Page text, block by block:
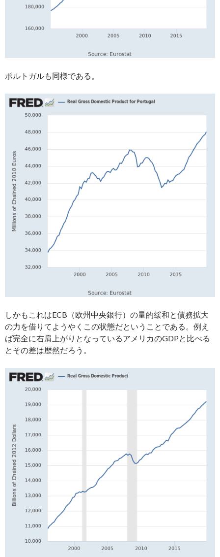
ポルトガルも同様である。
しかもこれはECB（欧州中央銀行）の量的緩和と債務拡大
の力を借りてようやくこの状態だということである。例え
ば完全に右肩上がりとなっているアメリカのGDPと比べる
とその差は歴然だろう。